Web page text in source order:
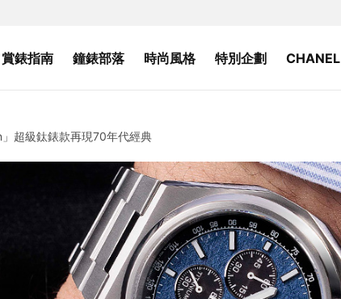
賞錶指南 鐘錶部落 時尚風格 特別企劃 CHANEL
超級鈦錶款再現70年代經典